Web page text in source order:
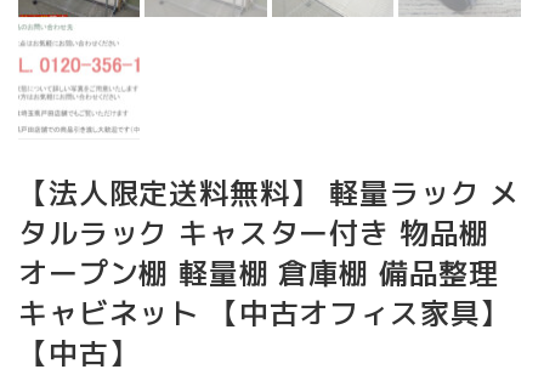
【法人限定送料無料】 軽量ラック メ
タルラック キャスター付き 物品棚
オープン棚 軽量棚 倉庫棚 備品整理
キャビネット 【中古オフィス家具】
【中古】